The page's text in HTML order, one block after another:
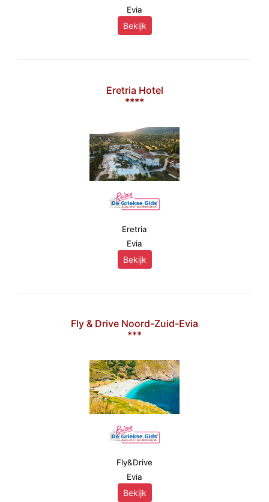
Evia
Bekijk
Eretria Hotel
****
Eretria
Evia
Bekijk
Fly & Drive Noord-Zuid-Evia
***
Fly&Drive
Evia
Bekijk